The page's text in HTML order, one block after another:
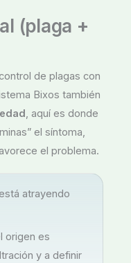
(plaga +
de plagas con
Bixos también
, aquí es donde
el síntoma,
el problema.
atrayendo
origen es
y a definir